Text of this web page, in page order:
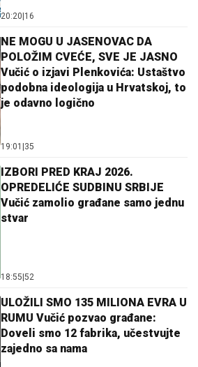
20:20 16
NE MOGU U JASENOVAC DA
POLOŽIM CVEĆE, SVE JE JASNO
Vučić o izjavi Plenkovića: Ustaštvo
podobna ideologija u Hrvatskoj, to
je odavno logično
19:01 35
IZBORI PRED KRAJ 2026.
OPREDELIĆE SUDBINU SRBIJE
Vučić zamolio građane samo jednu
stvar
18:55 52
ULOŽILI SMO 135 MILIONA EVRA U
RUMU Vučić pozvao građane:
Doveli smo 12 fabrika, učestvujte
zajedno sa nama